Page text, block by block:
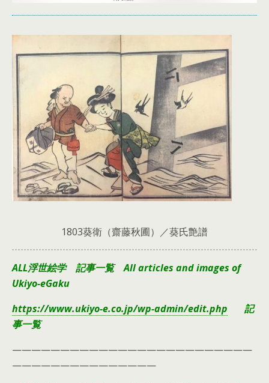
1803葵衛（齋藤秋圃）／葵氏艶譜
ALL浮世絵学 記事一覧 All articles and images of
Ukiyo-eGaku
https://www.ukiyo-e.co.jp/wp-admin/edit.php 記
事一覧
—————————————————————————
———————————————